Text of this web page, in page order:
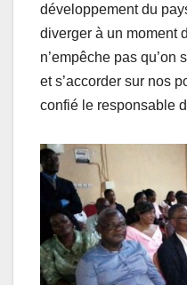
développement du
diverger à un moment
n’empêche pas qu’on
et s’accorder sur nos
confié le responsable